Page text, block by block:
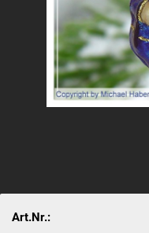
Art.Nr.: